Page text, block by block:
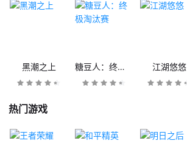
黑潮之上 糖豆人：终极淘汰赛 江湖悠悠
热门游戏